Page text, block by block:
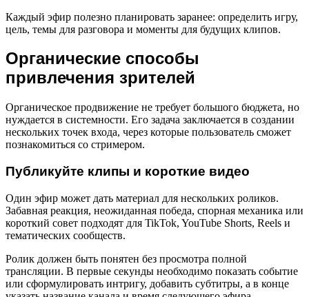
Каждый эфир полезно планировать заранее: определить игру,
цель, темы для разговора и моменты для будущих клипов.
Органические способы
привлечения зрителей
Органическое продвижение не требует большого бюджета, но
нуждается в системности. Его задача заключается в создании
нескольких точек входа, через которые пользователь сможет
познакомиться со стримером.
Публикуйте клипы и короткие видео
Один эфир может дать материал для нескольких роликов.
Забавная реакция, неожиданная победа, спорная механика или
короткий совет подходят для TikTok, YouTube Shorts, Reels и
тематических сообществ.
Ролик должен быть понятен без просмотра полной
трансляции. В первые секунды необходимо показать событие
или сформулировать интригу, добавить субтитры, а в конце